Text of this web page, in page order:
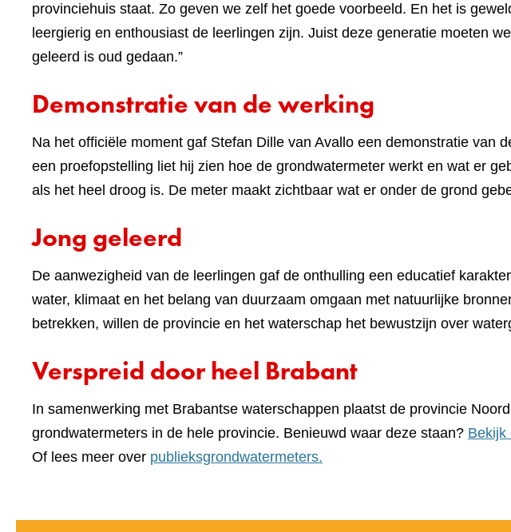
provinciehuis staat. Zo geven we zelf het goede voorbeeld. En het is
leergierig en enthousiast de leerlingen zijn. Juist deze generatie moeten
geleerd is oud gedaan.”
Demonstratie van de werking
Na het officiële moment gaf Stefan Dille van Avallo een demonstratie van
een proefopstelling liet hij zien hoe de grondwatermeter werkt en wat er
als het heel droog is. De meter maakt zichtbaar wat er onder de grond
Jong geleerd
De aanwezigheid van de leerlingen gaf de onthulling een educatief
water, klimaat en het belang van duurzaam omgaan met natuurlijke
betrekken, willen de provincie en het waterschap het bewustzijn over
Verspreid door heel Brabant
In samenwerking met Brabantse waterschappen plaatst de provincie
grondwatermeters in de hele provincie. Benieuwd waar deze staan? Bekijk
Of lees meer over publieksgrondwatermeters.